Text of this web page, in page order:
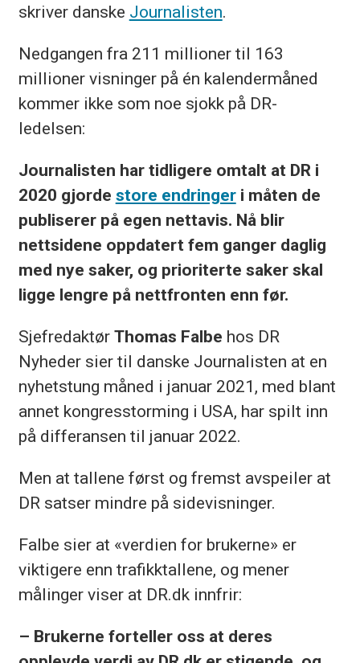
skriver danske Journalisten.
Nedgangen fra 211 millioner til 163
millioner visninger på én kalendermåned
kommer ikke som noe sjokk på DR-
ledelsen:
Journalisten har tidligere omtalt at DR i
2020 gjorde store endringeri måten de
publiserer på egen nettavis. Nå blir
nettsidene oppdatert fem ganger daglig
med nye saker, og prioriterte saker skal
ligge lengre på nettfronten enn før.
Sjefredaktør Thomas Falbe hos DR
Nyheder sier til danske Journalisten at en
nyhetstung måned i januar 2021, med blant
annet kongresstorming i USA, har spilt inn
på differansen til januar 2022.
Men at tallene først og fremst avspeiler at
DR satser mindre på sidevisninger.
Falbe sier at «verdien for brukerne» er
viktigere enn trafikktallene, og mener
målinger viser at DR.dk innfrir:
– Brukerne forteller oss at deres